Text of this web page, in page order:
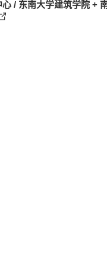
/ 东南大学建筑学院 +